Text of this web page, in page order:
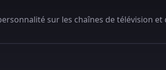
sur les chaînes de télévision et